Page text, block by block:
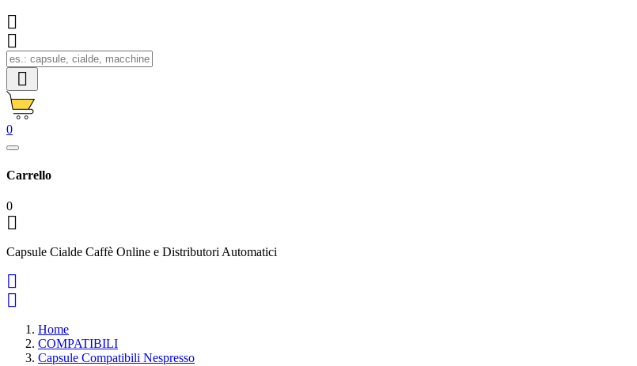



0
Carrello
0

Capsule Cialde Caffè Online e Distributori Automatici


Home
COMPATIBILI
Capsule Compatibili Nespresso